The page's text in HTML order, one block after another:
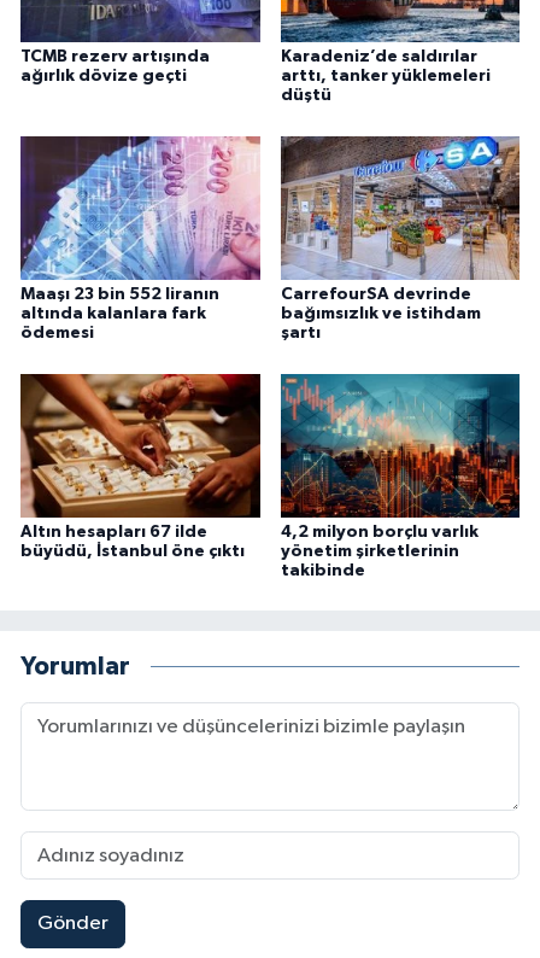
TCMB rezerv artışında
ağırlık dövize geçti
Karadeniz’de saldırılar
arttı, tanker yüklemeleri
düştü
Maaşı 23 bin 552 liranın
altında kalanlara fark
ödemesi
CarrefourSA devrinde
bağımsızlık ve istihdam
şartı
Altın hesapları 67 ilde
büyüdü, İstanbul öne çıktı
4,2 milyon borçlu varlık
yönetim şirketlerinin
takibinde
Yorumlar
Gönder